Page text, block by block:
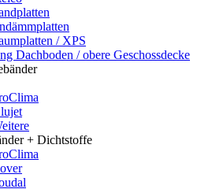
/ XPS
Dachboden / obere Geschossdecke
+ Dichtstoffe